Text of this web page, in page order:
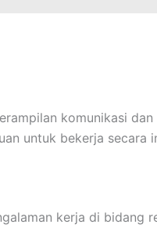
komunikasi
untuk bekerja secara
kerja di bidang